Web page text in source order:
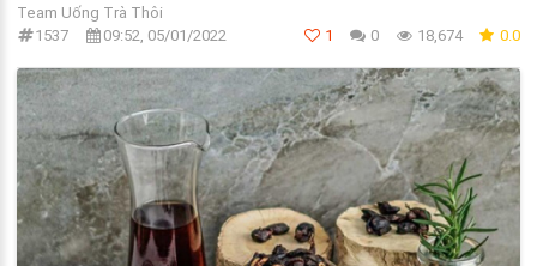
Team Uống Trà Thôi
1537
09:52, 05/01/2022 1 0 18,674 0.0